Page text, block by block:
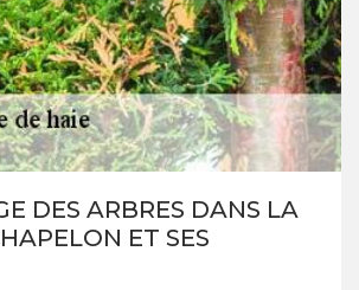
DES ARBRES DANS LA
ET SES